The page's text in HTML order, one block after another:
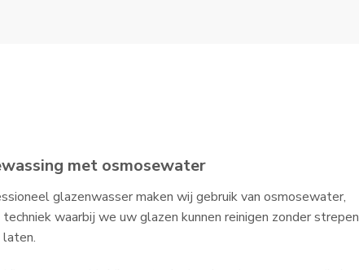
met osmosewater
glazenwasser maken wij gebruik van osmosewater,
waarbij we uw glazen kunnen reinigen zonder strepen